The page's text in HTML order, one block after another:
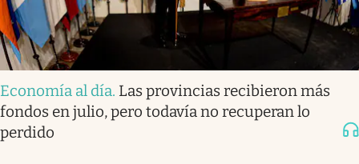
Economía al día. Las provincias recibieron más
fondos en julio, pero todavía no recuperan lo
perdido